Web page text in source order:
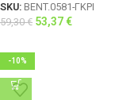
SKU: BENT.0581-ΓΚΡΙ
59,30€ 53,37€
-10%